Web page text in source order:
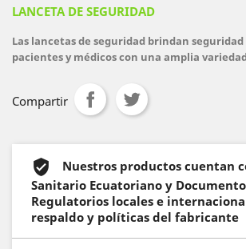
LANCETA DE SEGURIDAD
Las lancetas de seguridad brindan
pacientes y médicos con una amplia
Compartir
Nuestros productos cuentan
Sanitario Ecuatoriano y
Regulatorios locales e
respaldo y políticas del fabricante